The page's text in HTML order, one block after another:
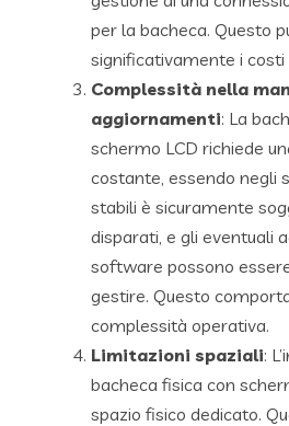
per la bacheca. Questo
significativamente i costi
Complessità nella
aggiornamenti: La
schermo LCD richiede
costante, essendo negli
stabili è sicuramente
disparati, e gli eventuali
software possono
gestire. Questo
complessità operativa.
Limitazioni spaziali:
bacheca fisica con
spazio fisico dedicato.